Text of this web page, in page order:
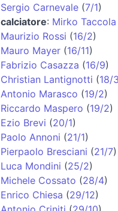
Sergio Carnevale (7/1)
calciatore: Mirko Taccola
Maurizio Rossi (16/2)
Mauro Mayer (16/11)
Fabrizio Casazza (16/9)
Christian Lantignotti (18/3
Antonio Marasco (19/2)
Riccardo Maspero (19/2)
Ezio Brevi (20/1)
Paolo Annoni (21/1)
Pierpaolo Bresciani (21/7)
Luca Mondini (25/2)
Michele Cossato (28/4)
Enrico Chiesa (29/12)